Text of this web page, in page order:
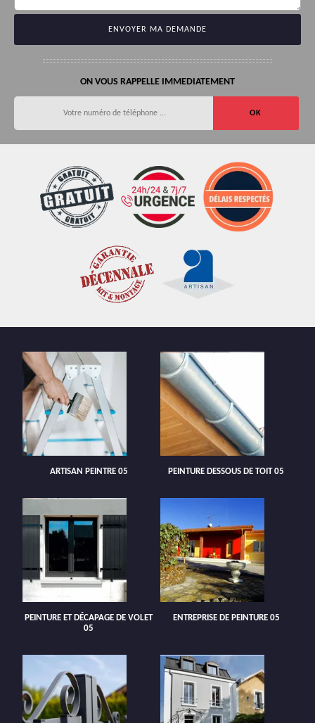
ON VOUS RAPPELLE IMMEDIATEMENT
ARTISAN PEINTRE 05 PEINTURE DESSOUS DE TOIT 05
PEINTURE ET DÉCAPAGE DE VOLET
05
ENTREPRISE DE PEINTURE 05